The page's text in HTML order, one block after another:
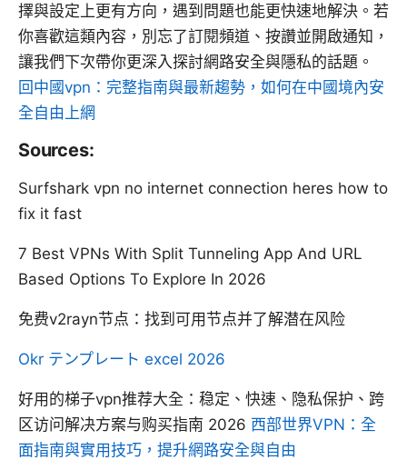
擇與設定上更有方向，遇到問題也能更快速地解決。若
你喜歡這類內容，別忘了訂閱頻道、按讚並開啟通知，
讓我們下次帶你更深入探討網路安全與隱私的話題。
回中國vpn：完整指南與最新趨勢，如何在中國境內安
全自由上網
Sources:
Surfshark vpn no internet connection heres how to
fix it fast
7 Best VPNs With Split Tunneling App And URL
Based Options To Explore In 2026
免费v2rayn节点：找到可用节点并了解潜在风险
Okr テンプレート excel 2026
好用的梯子vpn推荐大全：稳定、快速、隐私保护、跨
区访问解决方案与购买指南 2026 西部世界VPN：全
面指南與實用技巧，提升網路安全與自由